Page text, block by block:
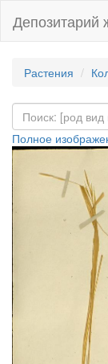
Депозитарий
Растения
Полное